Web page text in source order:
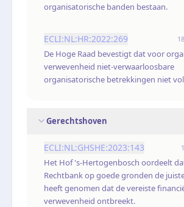
organisatorische banden bestaan.
ECLI:NL:HR:2022:269
De Hoge Raad bevestigt dat voor
verwevenheid niet-verwaarloosbare
organisatorische betrekkingen niet
Gerechtshoven
ECLI:NL:GHSHE:2023:143
Het Hof 's-Hertogenbosch oordeelt
Rechtbank op goede gronden de
heeft genomen dat de vereiste
verwevenheid ontbreekt.